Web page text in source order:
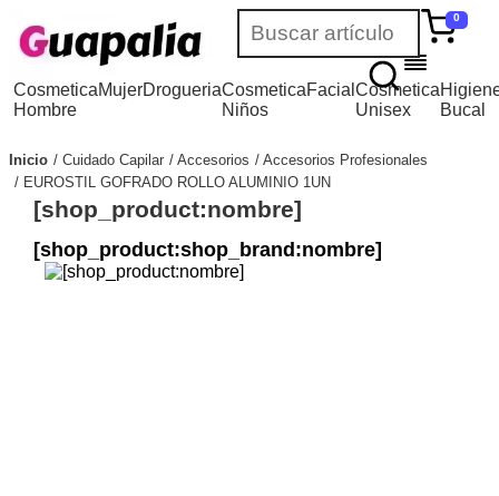
0
Cosmetica
Hombre
MujerDrogueriaCosmetica
Niños
FacialCosmetica
Unisex
Bucal
Inicio Cuidado Capilar Accesorios
Accesorios Profesionales
EUROSTIL GOFRADO ROLLO ALUMINIO 1UN
[shop_product:nombre]
[shop_product:shop_brand:nombre]